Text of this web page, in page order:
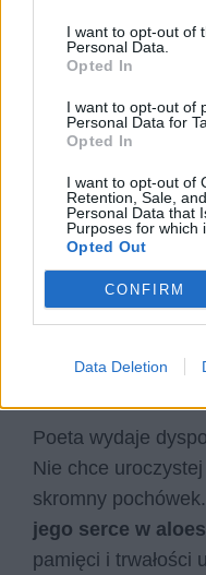
I want to opt-out of
Personal Data.
Opted In
I want to opt-out of
Personal Data for
Opted In
I want to opt-out of
Retention, Sale,
Personal Data that
Purposes for which
Opted Out
CONFIRM
Data Deletion
Poeta wydaje
Nie chce
skromny
jego serce w
pamięci i trwałości